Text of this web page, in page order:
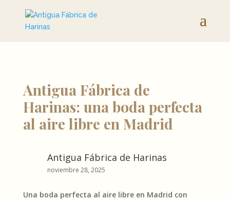
Antigua Fábrica de
Harinas: una boda perfecta
al aire libre en Madrid
Antigua Fábrica de Harinas
noviembre 28, 2025
Una boda perfecta al aire libre en Madrid con